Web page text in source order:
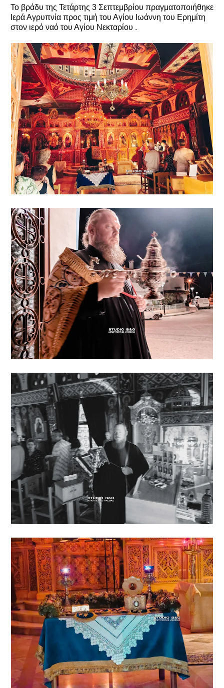
Το βράδυ της Τετάρτης 3 Σεπτεμβρίου πραγματοποιήθηκε
Ιερά Αγρυπνία προς τιμή του Αγίου Ιωάννη του Ερημίτη
στον ιερό ναό του Αγίου Νεκταρίου .